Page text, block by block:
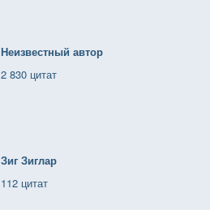
Неизвестный автор
2 830 цитат
Зиг Зиглар
112 цитат